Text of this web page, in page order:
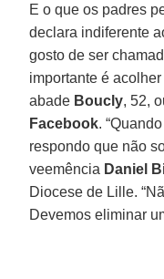
E o que os padres
declara indiferente
gosto de ser
importante é
abade Boucly, 52,
Facebook.
respondo que não
veemência Daniel
Diocese de Lille.
Devemos eliminar